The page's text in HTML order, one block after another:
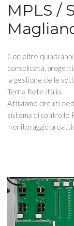
MPLS /
Con oltre quindi
consolidata,
la gestione delle
Terna Rete Italia.
Attiviamo circuiti
sistema di controllo
monitoraggio